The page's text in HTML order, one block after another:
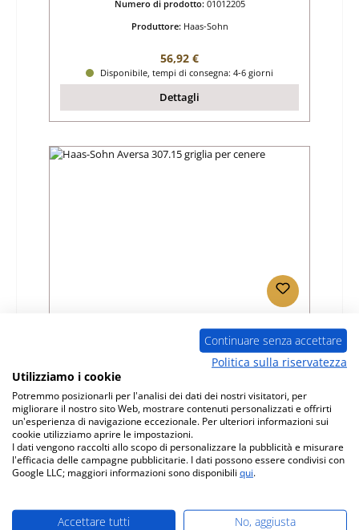
Numero di prodotto: 01012205
Produttore: Haas-Sohn
Prezzo normale:
56,92 €
Disponibile, tempi di consegna: 4-6 giorni
Dettagli
01010497
Produttore: Haas-Sohn
Prezzo normale:
115,77 €
Disponibile, tempi di consegna: 4-6 giorni
Dettagli
Continuare senza accettare
Politica sulla riservatezza
Utilizziamo i cookie
Potremmo posizionarli per l'analisi dei dati dei nostri visitatori, per
migliorare il nostro sito Web, mostrare contenuti personalizzati e offrirti
un'esperienza di navigazione eccezionale. Per ulteriori informazioni sui
cookie utilizziamo aprire le impostazioni.
I dati vengono raccolti allo scopo di personalizzare la pubblicità e misurare
l'efficacia delle campagne pubblicitarie. I dati possono essere condivisi con
Google LLC; maggiori informazioni sono disponibili qui.
Accettare tutti No, aggiusta